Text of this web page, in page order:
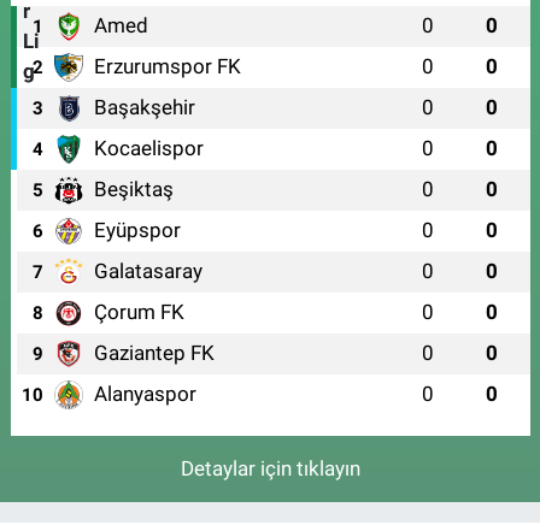
1 Amed 0 0
2 Erzurumspor FK 0 0
3 Başakşehir 0 0
4 Kocaelispor 0 0
5 Beşiktaş 0 0
6 Eyüpspor 0 0
7 Galatasaray 0 0
8 Çorum FK 0 0
9 Gaziantep FK 0 0
10 Alanyaspor 0 0
Detaylar için tıklayın